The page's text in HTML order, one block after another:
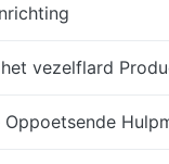
vezelflard